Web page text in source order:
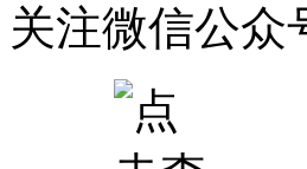
关注微信公众